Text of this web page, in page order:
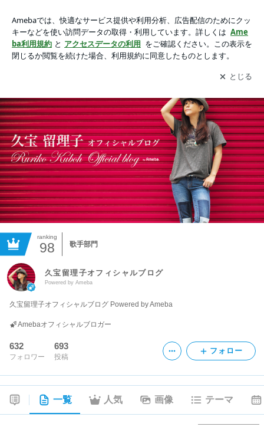
アプリをダウンロードして ブログの更新通知
を受け取りまし
ょう。
開く
ranking
98 歌手部門
久宝留理子オフィシャルブログ
Powered by Ameba
久宝留理子オフィシャルブログ Powered by Ameba
Amebaオフィシャルブロガー
632
フォロワー
693
投稿
フォロー
一覧 人気 画像 テーマ